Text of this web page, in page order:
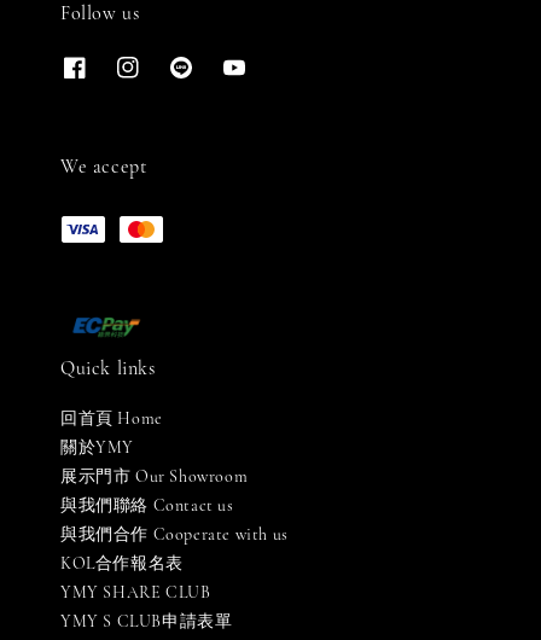
Follow us
We accept
Quick links
回首頁 Home
關於YMY
展示門市 Our Showroom
與我們聯絡 Contact us
與我們合作 Cooperate with us
KOL合作報名表
YMY SHARE CLUB
YMY S CLUB申請表單